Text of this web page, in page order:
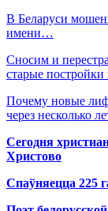
В Беларуси
имени…
Сносим и
старые постройки
Почему новые
через несколько
Сегодня
Христово
Спаўняецца 225